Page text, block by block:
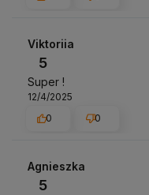
Viktoriia
5
Super !
12/4/2025
0
0
Agnieszka
5